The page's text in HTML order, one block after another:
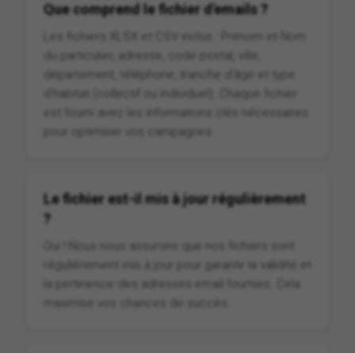
Que comprend le fichier d'emails ?
du particulier, adresse, code postal, ville,
département, téléphone, tranche d'âge et type
est fourni avec les informations clés nécessaires
pour optimiser vos campagnes.
Le fichier est-il mis à jour régulièrement
?
régulièrement mis à jour pour garantir la validité et
la pertinence des adresses email fournies. Cela
maximise vos chances de succès.